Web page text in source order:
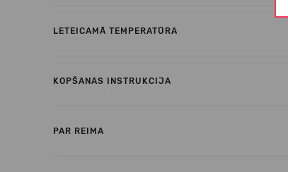
LETEICAMĀ TEMPERATŪRA
KOPŠANAS INSTRUKCIJA
PAR REIMA